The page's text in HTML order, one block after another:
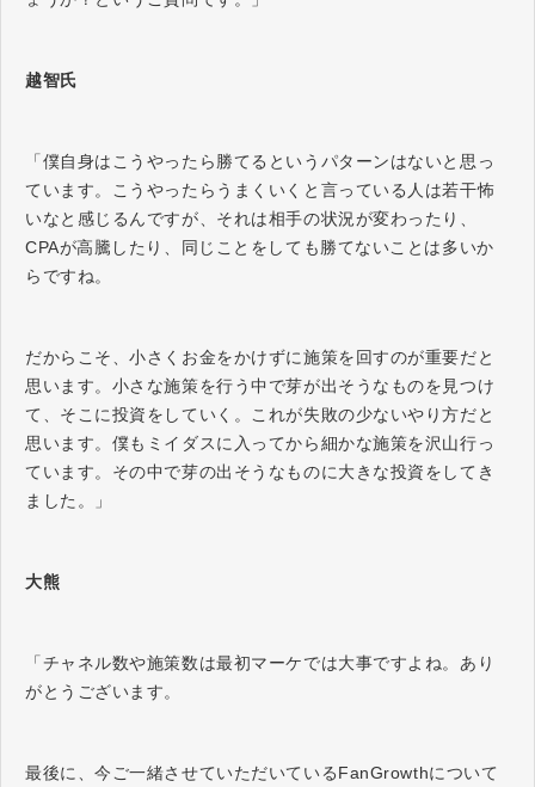
越智氏
「僕自身はこうやったら勝てるというパターンはないと思っ
ています。こうやったらうまくいくと言っている人は若干怖
いなと感じるんですが、それは相手の状況が変わったり、
CPAが高騰したり、同じことをしても勝てないことは多いか
らですね。
だからこそ、小さくお金をかけずに施策を回すのが重要だと
思います。小さな施策を行う中で芽が出そうなものを見つけ
て、そこに投資をしていく。これが失敗の少ないやり方だと
思います。僕もミイダスに入ってから細かな施策を沢山行っ
ています。その中で芽の出そうなものに大きな投資をしてき
ました。」
大熊
「チャネル数や施策数は最初マーケでは大事ですよね。あり
がとうございます。
最後に、今ご一緒させていただいているFanGrowthについて